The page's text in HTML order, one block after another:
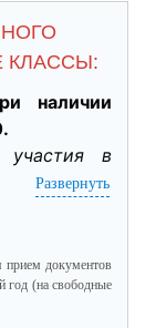
КЛАССЫ:
наличии
участия в
при
для
Развернуть
прием документов
год (на свободные